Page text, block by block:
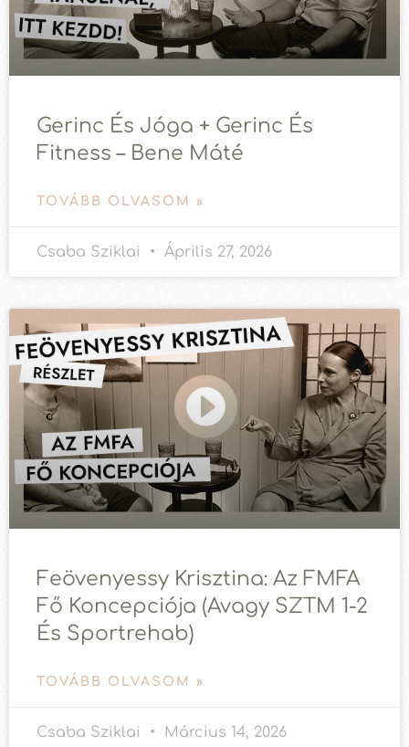
Gerinc És Jóga + Gerinc És
Fitness – Bene Máté
TOVÁBB OLVASOM »
Csaba Sziklai Április 27, 2026
Feövenyessy Krisztina: Az FMFA
Fő Koncepciója (avagy SZTM 1-2
És Sportrehab)
TOVÁBB OLVASOM »
Csaba Sziklai Március 14, 2026